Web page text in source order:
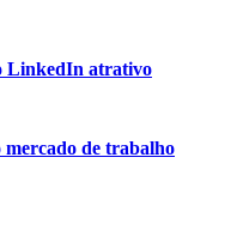
LinkedIn atrativo
de trabalho